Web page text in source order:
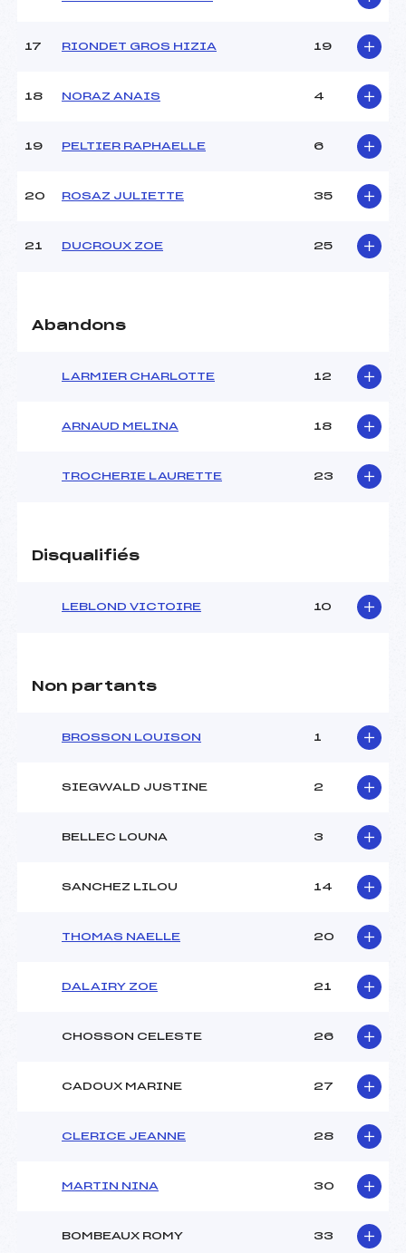
U14
17 RIONDET GROS HIZIA 19
18 NORAZ ANAIS 4
19 PELTIER RAPHAELLE 6
20 ROSAZ JULIETTE 35
21 DUCROUX ZOE 25
Abandons
LARMIER CHARLOTTE 12
ARNAUD MELINA 18
TROCHERIE LAURETTE 23
Disqualifiés
LEBLOND VICTOIRE 10
Non partants
BROSSON LOUISON 1
SIEGWALD JUSTINE 2
BELLEC LOUNA 3
SANCHEZ LILOU 14
THOMAS NAELLE 20
DALAIRY ZOE 21
CHOSSON CELESTE 26
CADOUX MARINE 27
CLERICE JEANNE 28
MARTIN NINA 30
BOMBEAUX ROMY 33